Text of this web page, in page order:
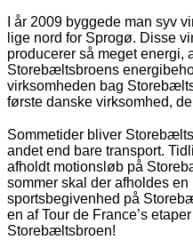
I år 2009 byggede man syv
lige nord for Sprogø. Disse
producerer så meget energi,
Storebæltsbroens
virksomheden bag
første danske virksomhed,
Sommetider bliver
andet end bare transport.
afholdt motionsløb på
sommer skal der afholdes
sportsbegivenhed på
en af Tour de France’s
Storebæltsbroen!